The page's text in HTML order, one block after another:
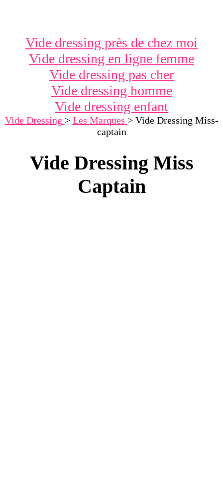
Vide dressing près de chez moi
Vide dressing en ligne femme
Vide dressing pas cher
Vide dressing homme
Vide dressing enfant
Vide Dressing > Les Marques > Vide Dressing Miss-
captain
Vide Dressing Miss
Captain